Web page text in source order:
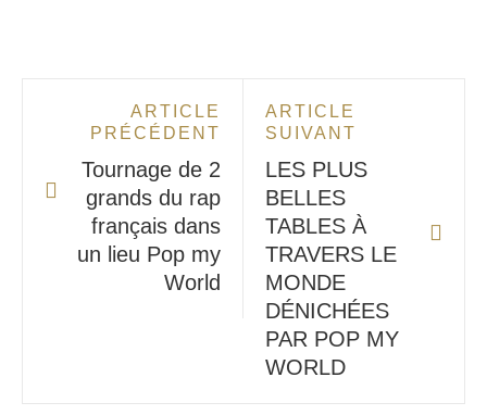
ARTICLE
PRÉCÉDENT
Tournage de 2
grands du rap
français dans
un lieu Pop my
World
ARTICLE
SUIVANT
LES PLUS
BELLES
TABLES À
TRAVERS LE
MONDE
DÉNICHÉES
PAR POP MY
WORLD